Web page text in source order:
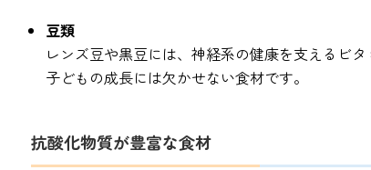
豆類
レンズ豆や黒豆には、神経系の健康を支えるビ
子どもの成長には欠かせない食材です。
抗酸化物質が豊富な食材